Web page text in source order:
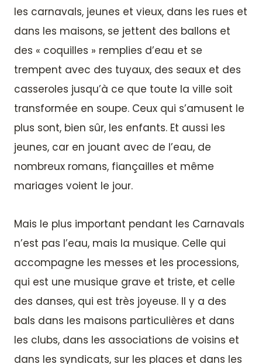
les carnavals, jeunes et vieux, dans les rues et
dans les maisons, se jettent des ballons et
des « coquilles » remplies d’eau et se
trempent avec des tuyaux, des seaux et des
casseroles jusqu’à ce que toute la ville soit
transformée en soupe. Ceux qui s’amusent le
plus sont, bien sûr, les enfants. Et aussi les
jeunes, car en jouant avec de l’eau, de
nombreux romans, fiançailles et même
mariages voient le jour.
Mais le plus important pendant les Carnavals
n’est pas l’eau, mais la musique. Celle qui
accompagne les messes et les processions,
qui est une musique grave et triste, et celle
des danses, qui est très joyeuse. Il y a des
bals dans les maisons particulières et dans
les clubs, dans les associations de voisins et
dans les syndicats, sur les places et dans les